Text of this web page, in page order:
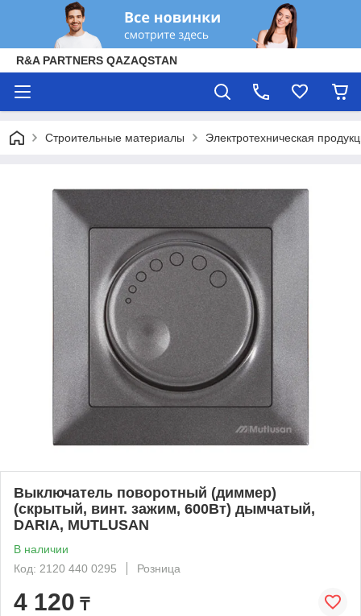
R&A PARTNERS QAZAQSTAN
Строительные материалы Электротехническая
Выключатель поворотный (диммер)
(скрытый, винт. зажим, 600Вт) дымчатый,
DARIA, MUTLUSAN
В наличии
Код: 2120 440 0295
Розница
4 120 ₸